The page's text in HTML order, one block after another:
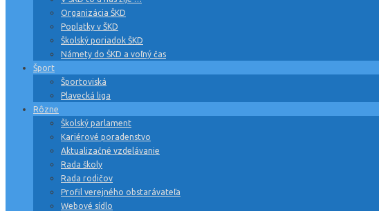
Organizácia ŠKD
Poplatky v ŠKD
Školský poriadok ŠKD
Námety do ŠKD a voľný čas
Šport
Športoviská
Plavecká liga
Rôzne
Školský parlament
Kariérové poradenstvo
Aktualizačné vzdelávanie
Rada školy
Rada rodičov
Profil verejného obstarávateľa
Webové sídlo